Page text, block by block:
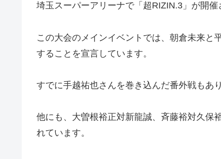
埼玉スーパーアリーナで「超RIZIN.3」が開催
この大会のメインイベントでは、朝倉未来と
することを宣言しています。
すでに手越祐也さんを巻き込んだ番外戦もあ
他にも、大曽根裕正対新龍誠、斉藤裕対久保
れています。